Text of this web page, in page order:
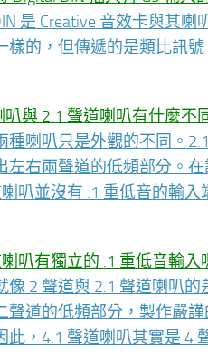
是 Creative 音效卡與其
樣的，但傳遞的是類比訊
叭與 2.1 聲道喇叭有什麼不
種喇叭只是外觀的不同。
左右兩聲道的低頻部分。
叭並沒有 .1 重低音的輸
叭有獨立的 .1 重低音輸入
像 2 聲道與 2.1 聲道喇叭
聲道的低頻部分，製作嚴
此，4.1 聲道喇叭其實是 4